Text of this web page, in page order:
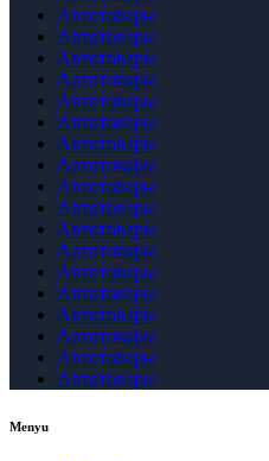
Автотовары
Автотовары
Автотовары
Автотовары
Автотовары
Автотовары
Автотовары
Автотовары
Автотовары
Автотовары
Автотовары
Автотовары
Автотовары
Автотовары
Автотовары
Автотовары
Автотовары
Автотовары
Menyu